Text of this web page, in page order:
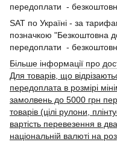
передоплати -
SAT по Україні - за
позначкою "Безкоштовна
передоплати -
Більше інформації про
Для товарів, що
передоплата в розмірі
замолвень до 5000 грн
товарів (цілі рулони,
вартість перевезення в
національній валюті на